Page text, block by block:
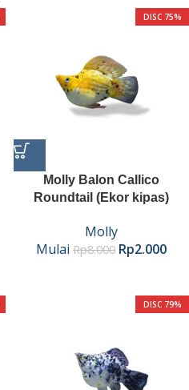
DISC 75%
Molly Balon Callico
Roundtail (Ekor kipas)
Molly
Mulai Rp8.000 Rp2.000
DISC 79%